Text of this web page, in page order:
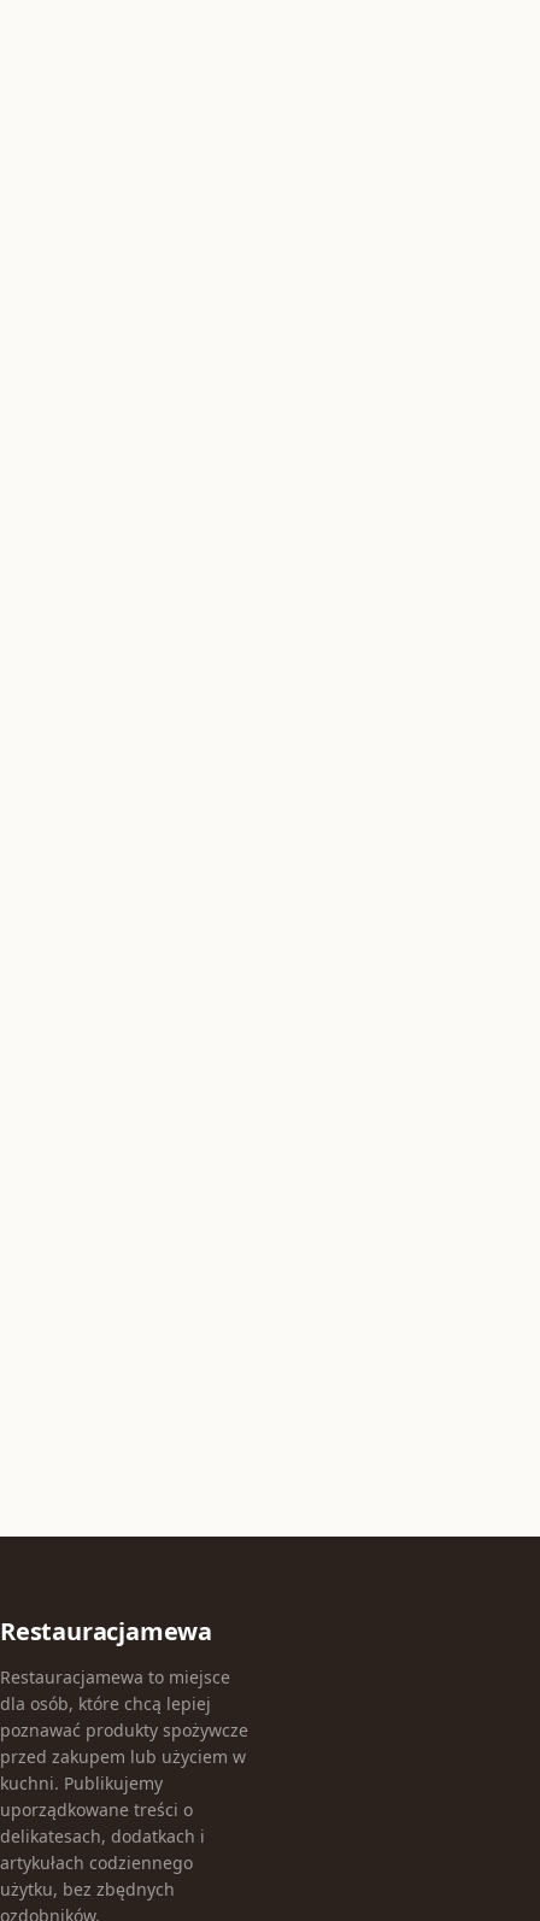
Restauracjamewa
Restauracjamewa to miejsce
dla osób, które chcą lepiej
poznawać produkty spożywcze
przed zakupem lub użyciem w
kuchni. Publikujemy
uporządkowane treści o
delikatesach, dodatkach i
artykułach codziennego
użytku, bez zbędnych
ozdobników.